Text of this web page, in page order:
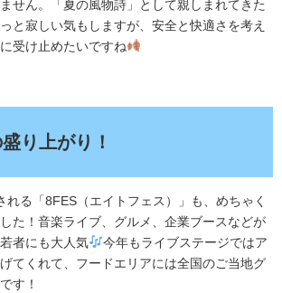
せん。「夏の風物詩」として親しまれてきた
と寂しい気もしますが、安全と快適さを考え
受け止めたいですね
り上がり！
れる「8FES（エイトフェス）」も、めちゃく
た！音楽ライブ、グルメ、企業ブースなどが
者にも大人気
今年もライブステージではア
てくれて、フードエリアには全国のご当地グ
す！